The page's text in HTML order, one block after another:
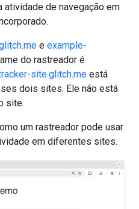
atividade de navegação em
e example-
do rastreador é
site.glitch.me está
dois sites. Ele não está
site.
um rastreador pode usar
em diferentes sites.